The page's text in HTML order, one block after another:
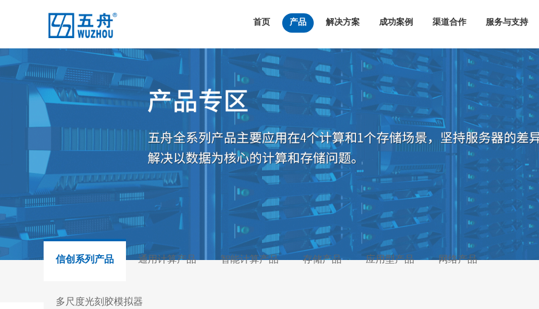
首页 产品 解决方案 成功案例 渠道合作 服务与支持
信创系列产品 通用计算产品 智能计算产品 存储产品 应用型产品 网络产品
多尺度光刻胶模拟器